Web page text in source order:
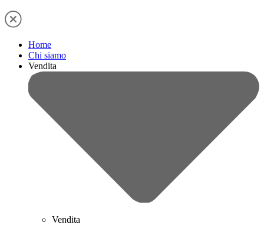
Home
Chi siamo
Vendita
Vendita